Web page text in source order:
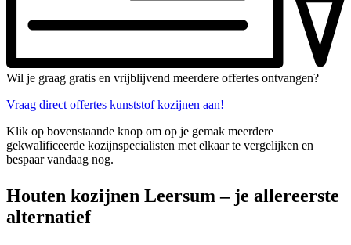
Wil je graag gratis en vrijblijvend meerdere offertes ontvangen?
Vraag direct offertes kunststof kozijnen aan!
Klik op bovenstaande knop om op je gemak meerdere
gekwalificeerde kozijnspecialisten met elkaar te vergelijken en
bespaar vandaag nog.
Houten kozijnen Leersum – je allereerste
alternatief